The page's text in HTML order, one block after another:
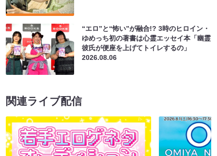
“エロ”と“怖い”が融合!? 3時のヒロイン・
ゆめっち初の著書は心霊エッセイ本「幽霊
彼氏が便座を上げてトイレするの」
2026.08.06
関連ライブ配信